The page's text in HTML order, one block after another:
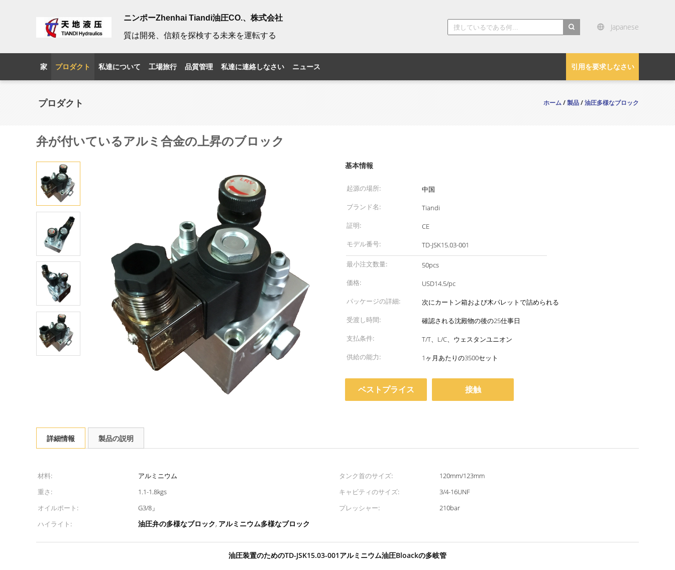
ニンポーZhenhai Tiandi油圧CO.、株式会社
質は開発、信頼を探検する未来を運転する
Japanese
引用を要求しなさい
家 プロダクト 私達について 工場旅行 品質管理 私達に連絡しなさい ニュース
プロダクト ホーム/製品/油圧多様なブロック
弁が付いているアルミ合金の上昇のブロック
基本情報
起源の場所:
中国
ブランド名:
Tiandi
証明:
CE
モデル番号:
TD-JSK15.03-001
最小注文数量:
50pcs
価格:
USD14.5/pc
パッケージの詳細:
次にカートン箱および木パレットで詰められる
受渡し時間:
確認される沈殿物の後の25仕事日
支払条件:
T/T、L/C、ウェスタンユニオン
供給の能力:
1ヶ月あたりの3500セット
ベストプライス 接触
詳細情報 製品の説明
材料: アルミニウム タンク首のサイズ:
120mm/123mm
重さ:
1.1-1.8kgs キャビティのサイズ:
3/4-16UNF
オイルポート:
G3/8」 プレッシャー:
210bar
ハイライト:
油圧弁の多様なブロック, アルミニウム多様なブロック
油圧装置のためのTD-JSK15.03-001アルミニウム油圧Bloackの多岐管